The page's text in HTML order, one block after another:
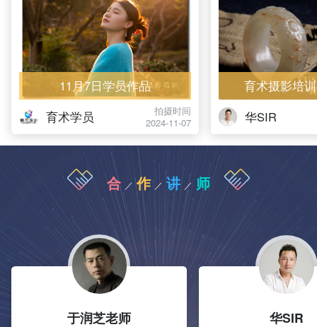
11月7日学员作品
育术学员
拍摄时间
2024-11-07
育术摄影培
华SIR
合 ／ 作 ／ 讲 ／ 师
于润芝老师 华SIR